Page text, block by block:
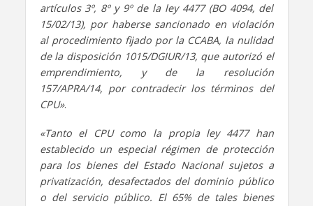
artículos 3º, 8º y 9º de la ley 4477 (BO 4094, del
15/02/13), por haberse sancionado en violación
al procedimiento fijado por la CCABA, la nulidad
de la disposición 1015/DGIUR/13, que autorizó el
emprendimiento, y de la resolución
157/APRA/14, por contradecir los términos del
CPU».
«Tanto el CPU como la propia ley 4477 han
establecido un especial régimen de protección
para los bienes del Estado Nacional sujetos a
privatización, desafectados del dominio público
o del servicio público. El 65% de tales bienes